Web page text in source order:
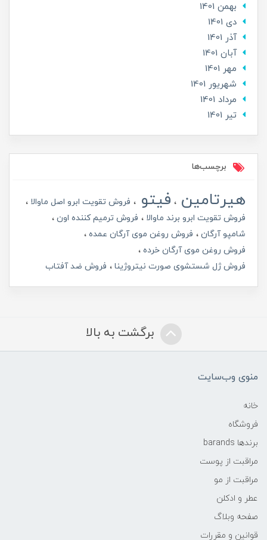
بهمن 1401
دی 1401
آذر 1401
آبان 1401
مهر 1401
شهریور 1401
مرداد 1401
تير 1401
برچسب‌ها
هیرتامین فیتو
فروش تقویت ابرو اصل ماوالا
فروش تقویت ابرو برند ماوالا
فروش ترمیم کننده اون
شامپو آرگان
فروش روغن موی آرگان عمده
فروش روغن موی آرگان خرده
فروش ژل شستشوی صورت نیتروژینا
فروش ضد آفتاب
برگشت به بالا
منوی وب‌سایت
خانه
فروشگاه
برندها barands
مراقبت از پوست
مراقبت از مو
عطر و ادکلن
صفحه وبلاگ
قوانین و مقررات